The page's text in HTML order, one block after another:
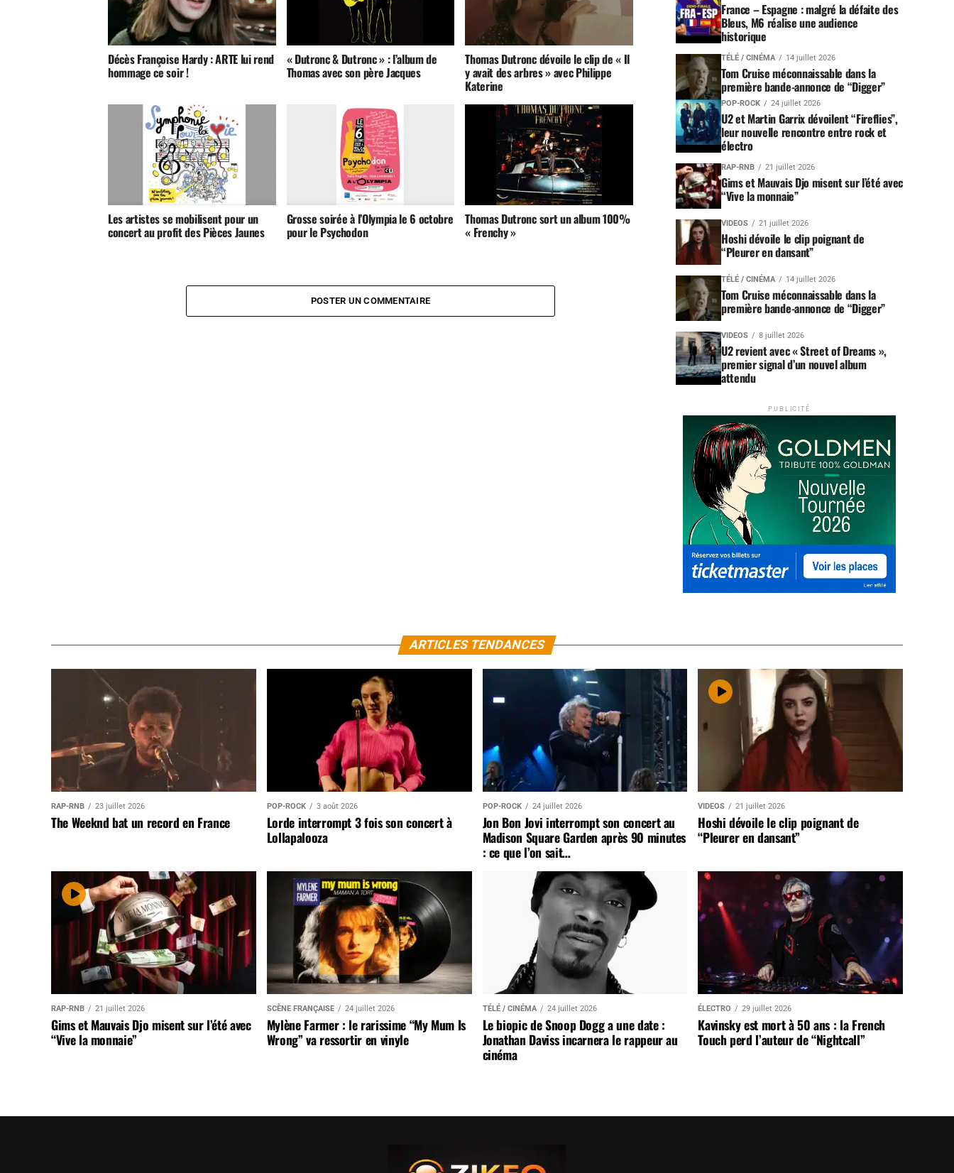
Décès Françoise Hardy : ARTE lui rend
hommage ce soir !
« Dutronc & Dutronc » : l’album de
Thomas avec son père Jacques
Thomas Dutronc dévoile le clip de « Il
y avait des arbres » avec Philippe
Katerine
Les artistes se mobilisent pour un
concert au profit des Pièces Jaunes
Grosse soirée à l’Olympia le 6 octobre
pour le Psychodon
Thomas Dutronc sort un album 100%
« Frenchy »
POSTER UN COMMENTAIRE
France – Espagne : malgré la défaite des
Bleus, M6 réalise une audience
historique
TÉLÉ / CINÉMA 14 juillet 2026
Tom Cruise méconnaissable dans la
première bande-annonce de “Digger”
POP-ROCK 24 juillet 2026
U2 et Martin Garrix dévoilent “Fireflies”,
leur nouvelle rencontre entre rock et
électro
RAP-RNB 21 juillet 2026
Gims et Mauvais Djo misent sur l’été avec
“Vive la monnaie”
VIDEOS 21 juillet 2026
Hoshi dévoile le clip poignant de
“Pleurer en dansant”
TÉLÉ / CINÉMA 14 juillet 2026
Tom Cruise méconnaissable dans la
première bande-annonce de “Digger”
VIDEOS 8 juillet 2026
U2 revient avec « Street of Dreams »,
premier signal d’un nouvel album
attendu
PUBLICITÉ
ARTICLES TENDANCES
RAP-RNB 23 juillet 2026
The Weeknd bat un record en France
POP-ROCK 3 août 2026
Lorde interrompt 3 fois son concert à
Lollapalooza
POP-ROCK 24 juillet 2026
Jon Bon Jovi interrompt son concert au
Madison Square Garden après 90 minutes
: ce que l’on sait…
VIDEOS 21 juillet 2026
Hoshi dévoile le clip poignant de
“Pleurer en dansant”
RAP-RNB 21 juillet 2026
Gims et Mauvais Djo misent sur l’été avec
“Vive la monnaie”
SCÈNE FRANÇAISE 24 juillet 2026
Mylène Farmer : le rarissime “My Mum Is
Wrong” va ressortir en vinyle
TÉLÉ / CINÉMA 24 juillet 2026
Le biopic de Snoop Dogg a une date :
Jonathan Daviss incarnera le rappeur au
cinéma
ÉLECTRO 29 juillet 2026
Kavinsky est mort à 50 ans : la French
Touch perd l’auteur de “Nightcall”